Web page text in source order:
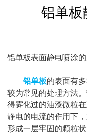
铝单板
铝单板表面静电喷涂
铝单板的表面有
较为常见的处理方法
得雾化过的油漆微粒
静电的电流的作用下
形成一层牢固的颗粒